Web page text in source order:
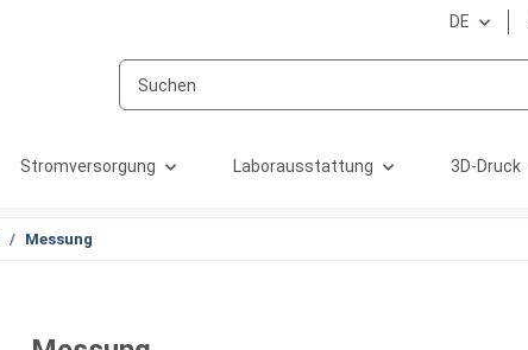
DE
Stromversorgung Laborausstattung 3D-Druck
Messung